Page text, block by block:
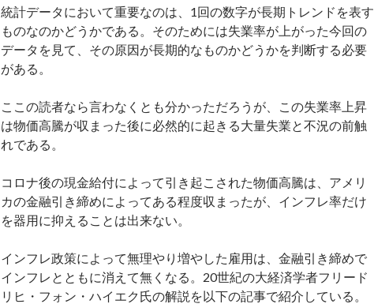
統計データにおいて重要なのは、1回の数字が長期トレンドを表す
ものなのかどうかである。そのためには失業率が上がった今回の
データを見て、その原因が長期的なものかどうかを判断する必要
がある。
ここの読者なら言わなくとも分かっただろうが、この失業率上昇
は物価高騰が収まった後に必然的に起きる大量失業と不況の前触
れである。
コロナ後の現金給付によって引き起こされた物価高騰は、アメリ
カの金融引き締めによってある程度収まったが、インフレ率だけ
を器用に抑えることは出来ない。
インフレ政策によって無理やり増やした雇用は、金融引き締めで
インフレとともに消えて無くなる。20世紀の大経済学者フリード
リヒ・フォン・ハイエク氏の解説を以下の記事で紹介している。